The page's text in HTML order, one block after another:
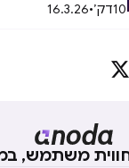
(AX)
10דק׳•
16.3.26

משתמש,